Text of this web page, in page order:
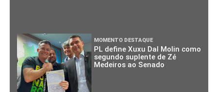
MOMENTO DESTAQUE
PL define Xuxu Dal Molin como
segundo suplente de Zé
Medeiros ao Senado